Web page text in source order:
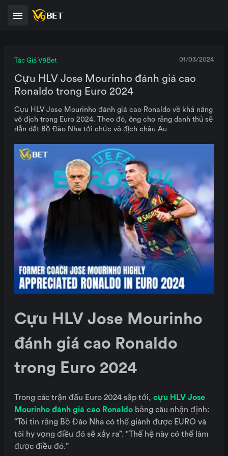
Tác Giả V9Bet 01/03/2024
Cựu HLV Jose Mourinho đánh giá cao
Ronaldo trong Euro 2024
Cựu HLV Jose Mourinho đánh giá cao Ronaldo về khả năng
vô địch trong Euro 2024. Theo đó, ông cho rằng danh thủ sẽ
dẫn dắt Bồ Đào Nha tới chức vô địch châu Âu
Cựu HLV Jose Mourinho
đánh giá cao Ronaldo
trong Euro 2024
Trong các trận đấu Euro 2024 sắp tới, cựu HLV Jose
Mourinho đánh giá cao Ronaldo bằng câu nhận định:
“Tôi tin rằng Bồ Đào Nha có thể giành được EURO và
tôi hy vọng điều đó sẽ xảy ra”. "Thế hệ này có thể làm
được điều đó.”